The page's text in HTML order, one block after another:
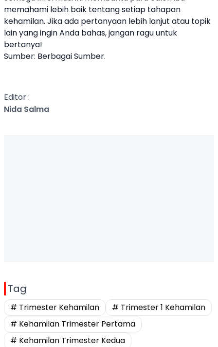
memahami lebih baik tentang setiap tahapan
kehamilan. Jika ada pertanyaan lebih lanjut atau topik
lain yang ingin Anda bahas, jangan ragu untuk
bertanya!
Sumber: Berbagai Sumber.
Editor :
Nida Salma
Tag
# Trimester Kehamilan
# Trimester 1 Kehamilan
# Kehamilan Trimester Pertama
# Kehamilan Trimester Kedua